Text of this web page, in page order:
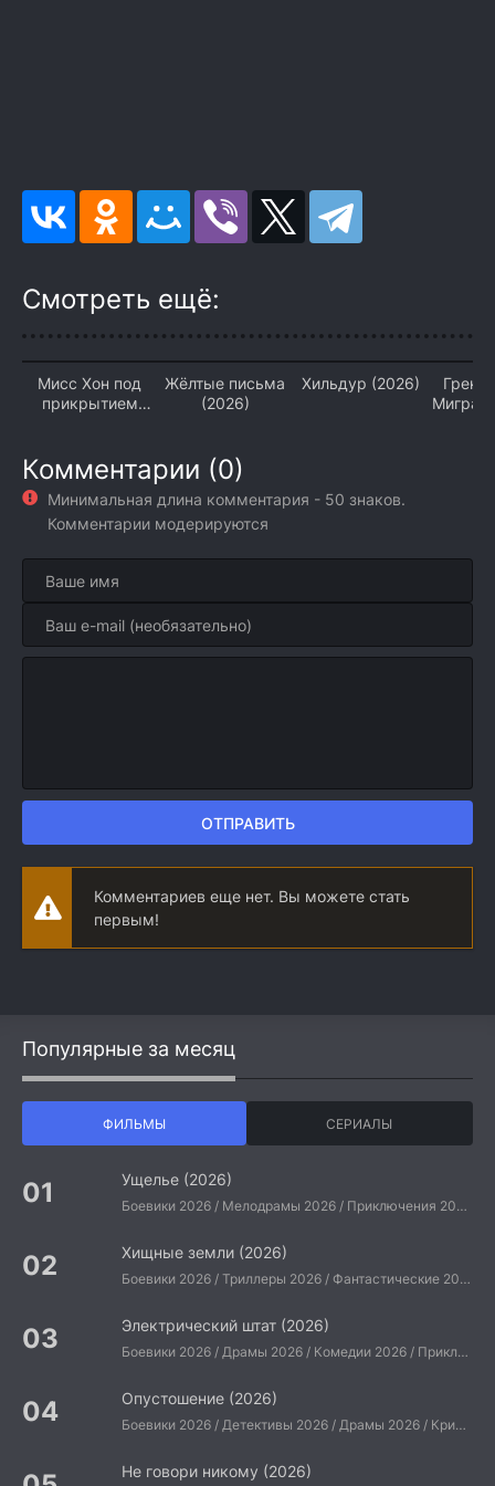
Смотреть ещё:
Мисс Хон под
прикрытием
Жёлтые письма
(2026)
Хильдур (2026)
Комментарии (0)
Минимальная длина комментария - 50 знаков.
Комментарии модерируются
ОТПРАВИТЬ
Комментариев еще нет. Вы можете стать
первым!
Популярные за месяц
ФИЛЬМЫ СЕРИАЛЫ
Ущелье (2026)
Боевики 2026 / Мелодрамы 2026 / Приключения 2026 / Ужасы 2026 / Фантастические 2026 / Зарубежные фильмы 2026 / Американские фильмы / Фильмы 2026
Хищные земли (2026)
Боевики 2026 / Триллеры 2026 / Фантастические 2026 / Зарубежные фильмы 2026 / Американские фильмы / Фильмы 2026
Электрический штат (2026)
Боевики 2026 / Драмы 2026 / Комедии 2026 / Приключения 2026 / Фантастические 2026 / Зарубежные фильмы 2026 / Американские фильмы / Фильмы 2026
Опустошение (2026)
Боевики 2026 / Детективы 2026 / Драмы 2026 / Криминальные фильмы 2026 / Триллеры 2026 / Зарубежные фильмы 2026 / Американские фильмы / Фильмы 2026
Не говори никому (2026)